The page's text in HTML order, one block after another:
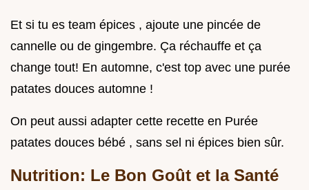
Et si tu es team épices , ajoute une pincée de
cannelle ou de gingembre. Ça réchauffe et ça
change tout! En automne, c'est top avec une purée
patates douces automne !
On peut aussi adapter cette recette en Purée
patates douces bébé , sans sel ni épices bien sûr.
Nutrition: Le Bon Goût et la Santé